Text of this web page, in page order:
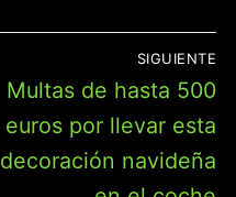
SIGUIENTE
Entrada
siguiente:
Multas de hasta 500
euros por llevar esta
decoración navideña